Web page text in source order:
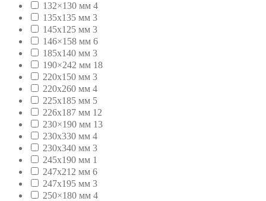
132×130 мм 4
135х135 мм 3
145х125 мм 3
146×158 мм 6
185х140 мм 3
190×242 мм 18
220х150 мм 3
220х260 мм 4
225х185 мм 5
226x187 мм 12
230×190 мм 13
230х330 мм 4
230х340 мм 3
245х190 мм 1
247x212 мм 6
247х195 мм 3
250×180 мм 4